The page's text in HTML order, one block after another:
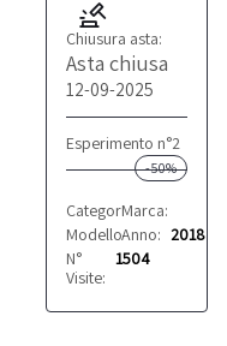
Chiusura asta:
Asta chiusa
12-09-2025
Esperimento n°2
-50%
Categoria: Altro
Marca:
Modello: Air 8
Anno: 2018
N°
Visite:
1504